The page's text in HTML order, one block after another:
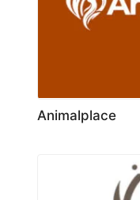
Animalplace